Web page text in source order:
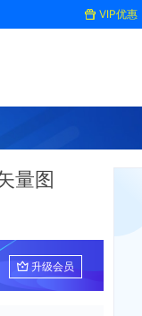
VIP优惠
量图
升级会员